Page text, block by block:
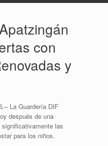
con
y
La Guardería DIF
después de una
las
para los niños.